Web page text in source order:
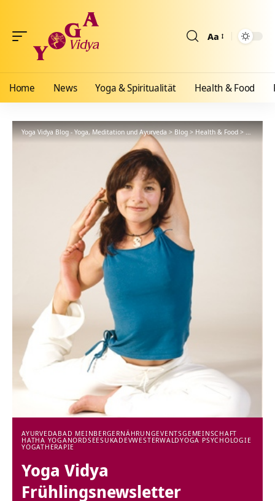
Aa
Home News Yoga & Spiritualität Health & Food
Yoga Vidya Blog - Yoga, Meditation und Ayurveda>Blog>Health & Food>Ayurveda
AYURVEDABAD MEINBERGERNÄHRUNGEVENTSGEMEINSCHAFT
HATHA YOGANORDSEESUKADEVWESTERWALDYOGA PSYCHOLOGIE
YOGATHERAPIE
Yoga Vidya
Frühlingsnewsletter